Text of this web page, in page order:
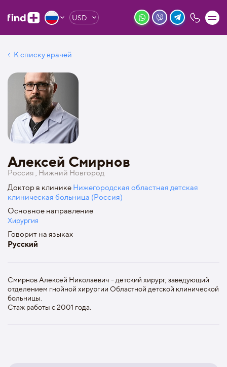
USD
К списку врачей
Алексей Смирнов
Россия , Нижний Новгород
Доктор в клинике Нижегородская областная детская
клиническая больница (Россия)
Основное направление
Хирургия
Говорит на языках
Русский
Смирнов Алексей Николаевич - детский хирург, заведующий
отделением гнойной хирургии Областной детской клинической
больницы.
Стаж работы с 2001 года.